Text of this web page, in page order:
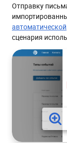
Отправку
автоматической
сценария